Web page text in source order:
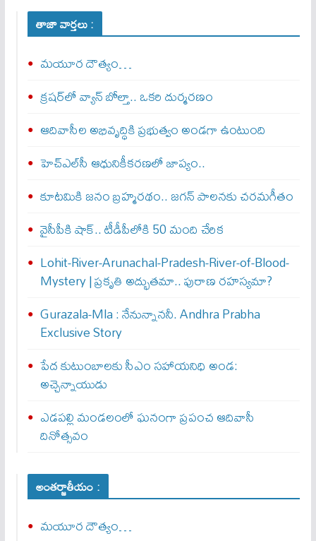
తాజా వార్తలు :
మయూర దౌత్యం…
క్రషర్‌లో వ్యాన్ బోల్తా.. ఒకరి దుర్మరణం
ఆదివాసీల అభివృద్ధికి ప్రభుత్వం అండగా ఉంటుంది
హెచ్‌ఎల్‌సీ ఆధునికీకరణలో జాప్యం..
కూటమికి జనం బ్రహ్మరథం.. జగన్‌ పాలనకు చరమగీతం
వైసీపీకి షాక్‌.. టీడీపీలోకి 50 మంది చేరిక
Lohit-River-Arunachal-Pradesh-River-of-Blood-
Mystery | ప్రకృతి అద్భుతమా.. పురాణ రహస్యమా?
Gurazala-Mla : నేనున్నాన‌నీ. Andhra Prabha
Exclusive Story
పేద కుటుంబాలకు సీఎం సహాయనిధి అండ:
అచ్చెన్నాయుడు
ఎడపల్లి మండలంలో ఘనంగా ప్రపంచ ఆదివాసీ
దినోత్సవం
అంతర్జాతీయం :
మయూర దౌత్యం…